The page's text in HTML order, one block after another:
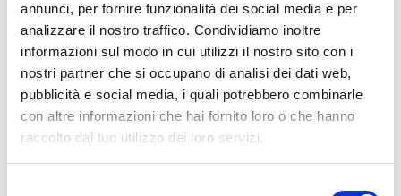
annunci, per fornire funzionalità dei social media e per
analizzare il nostro traffico. Condividiamo inoltre
informazioni sul modo in cui utilizzi il nostro sito con i
nostri partner che si occupano di analisi dei dati web,
pubblicità e social media, i quali potrebbero combinarle
con altre informazioni che hai fornito loro o che hanno
raccolto dal tuo utilizzo dei loro servizi.